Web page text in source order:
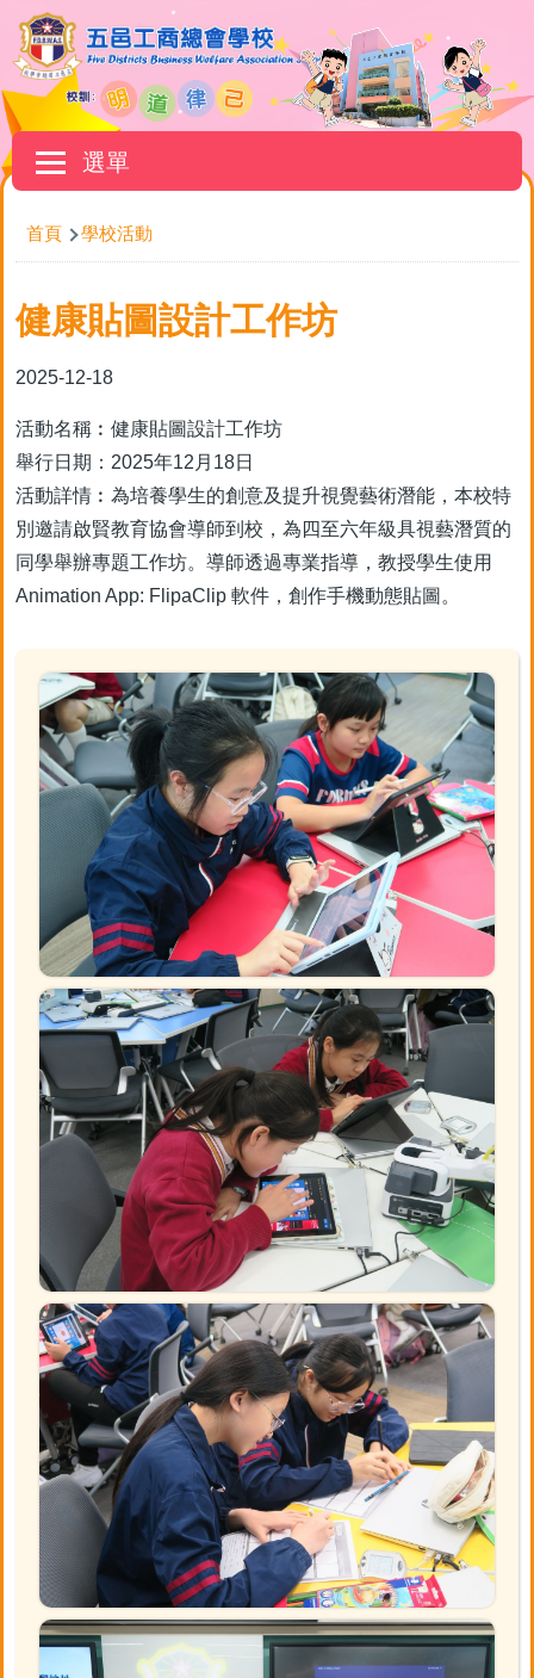
移至主內容
選單
Main
navigation
導
航
連
結
首頁 學校活動
健康貼圖設計工作坊
2025-12-18
活動名稱︰健康貼圖設計工作坊
舉行日期：2025年12月18日
活動詳情︰為培養學生的創意及提升視覺藝術潛能，本校特
別邀請啟賢教育協會導師到校，為四至六年級具視藝潛質的
同學舉辦專題工作坊。導師透過專業指導，教授學生使用
Animation App: FlipaClip 軟件，創作手機動態貼圖。